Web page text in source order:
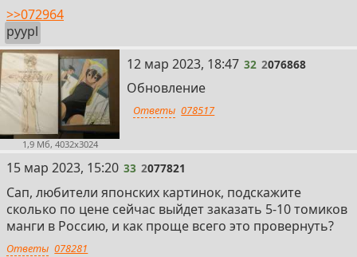
>>072964
pyypl
1,9 Мб, 4032x3024
32
12 мар 2023, 18:47 32 2076868
Обновление
Ответы 078517
33
15 мар 2023, 15:20 33 2077821
Сап, любители японских картинок, подскажите
сколько по цене сейчас выйдет заказать 5-10 томиков
манги в Россию, и как проще всего это провернуть?
Ответы 078281